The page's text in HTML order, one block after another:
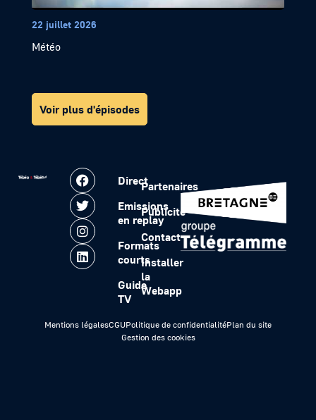
22 juillet 2026
Météo
Voir plus d'épisodes
Direct
Emissions
en replay
Formats
courts
Guide
TV
Partenaires
Publicité
Contact
Installer
la
Webapp
Mentions légalesCGUPolitique de confidentialitéPlan du site
Gestion des cookies